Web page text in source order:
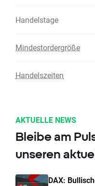
Handelstage
Mindestordergröße
Handelszeiten
AKTUELLE NEWS
Bleibe am
unseren
DAX: